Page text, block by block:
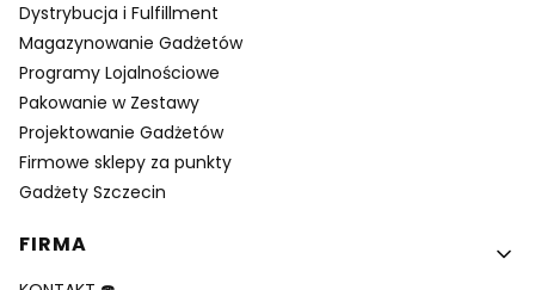
Dystrybucja i Fulfillment
Magazynowanie Gadżetów
Programy Lojalnościowe
Pakowanie w Zestawy
Projektowanie Gadżetów
Firmowe sklepy za punkty
Gadżety Szczecin
FIRMA